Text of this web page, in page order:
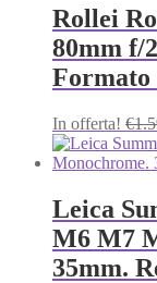
Rollei
80mm f/
Formato
In offerta! €
Leica
M6 M7
35mm.